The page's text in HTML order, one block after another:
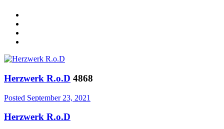
Herzwerk R.o.D 4868
Posted September 23, 2021
Herzwerk R.o.D